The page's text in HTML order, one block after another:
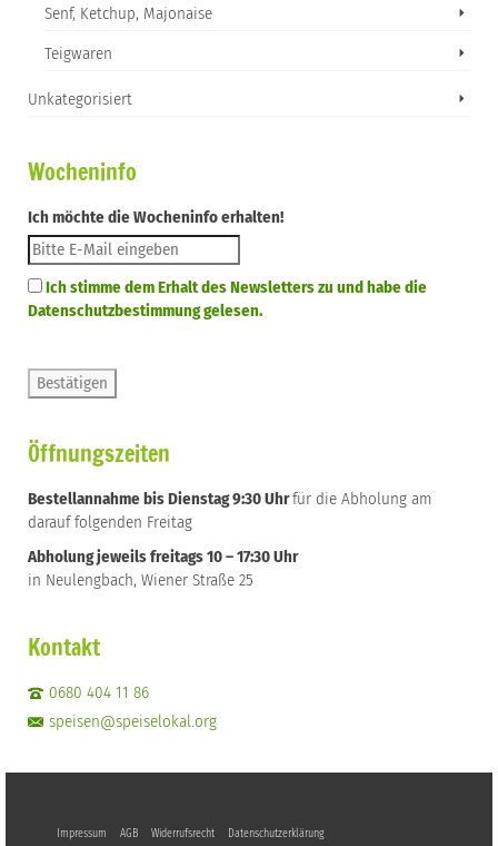
Senf, Ketchup, Majonaise
Teigwaren
Unkategorisiert
Wocheninfo
Ich möchte die Wocheninfo erhalten!
Ich stimme dem Erhalt des Newsletters zu und habe die
Datenschutzbestimmung gelesen.
Öffnungszeiten
Bestellannahme bis Dienstag 9:30 Uhrfür die Abholung am
darauf folgenden Freitag
Abholung jeweils freitags 10 – 17:30 Uhr
in Neulengbach, Wiener Straße 25
Kontakt
0680 404 11 86
speisen@speiselokal.org
Impressum AGB Widerrufsrecht Datenschutzerklärung